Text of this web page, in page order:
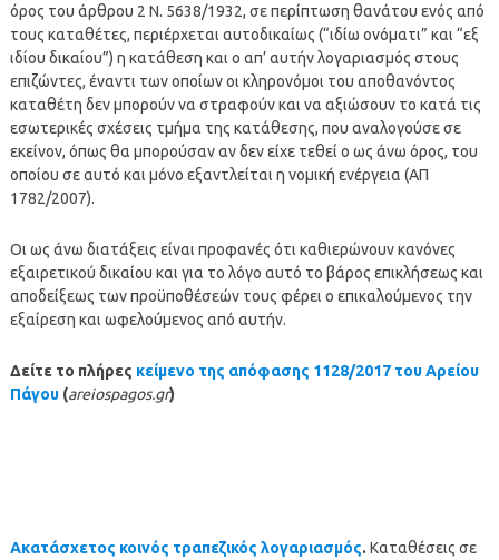
όρος του άρθρου 2 Ν. 5638/1932, σε περίπτωση θανάτου ενός από
τους καταθέτες, περιέρχεται αυτοδικαίως (“ιδίω ονόματι” και “εξ
ιδίου δικαίου”) η κατάθεση και ο απ’ αυτήν λογαριασμός στους
επιζώντες, έναντι των οποίων οι κληρονόμοι του αποθανόντος
καταθέτη δεν μπορούν να στραφούν και να αξιώσουν το κατά τις
εσωτερικές σχέσεις τμήμα της κατάθεσης, που αναλογούσε σε
εκείνον, όπως θα μπορούσαν αν δεν είχε τεθεί ο ως άνω όρος, του
οποίου σε αυτό και μόνο εξαντλείται η νομική ενέργεια (ΑΠ
1782/2007).
Οι ως άνω διατάξεις είναι προφανές ότι καθιερώνουν κανόνες
εξαιρετικού δικαίου και για το λόγο αυτό το βάρος επικλήσεως και
αποδείξεως των προϋποθέσεών τους φέρει ο επικαλούμενος την
εξαίρεση και ωφελούμενος από αυτήν.
Δείτε το πλήρες κείμενο της απόφασης 1128/2017 του Αρείου
Πάγου(areiospagos.gr)
Ακατάσχετος κοινός τραπεζικός λογαριασμός. Καταθέσεις σε